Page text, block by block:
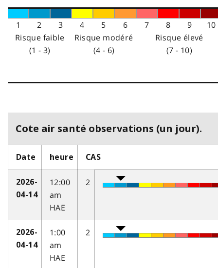
1 2 3 4 5 6 7 8 9
10
Risque faible
(1 - 3)
Risque modéré
(4 - 6)
Risque élevé
(7 - 10)
Cote air santé observations (un jour).
Date heure CAS
2026-
04-14
12:00
am
HAE
2
2026-
04-14
1:00
am
HAE
2